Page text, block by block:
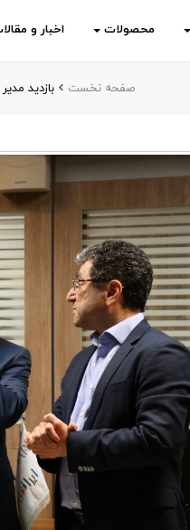
محصولات اخبار و
صفحه نخست بازدید